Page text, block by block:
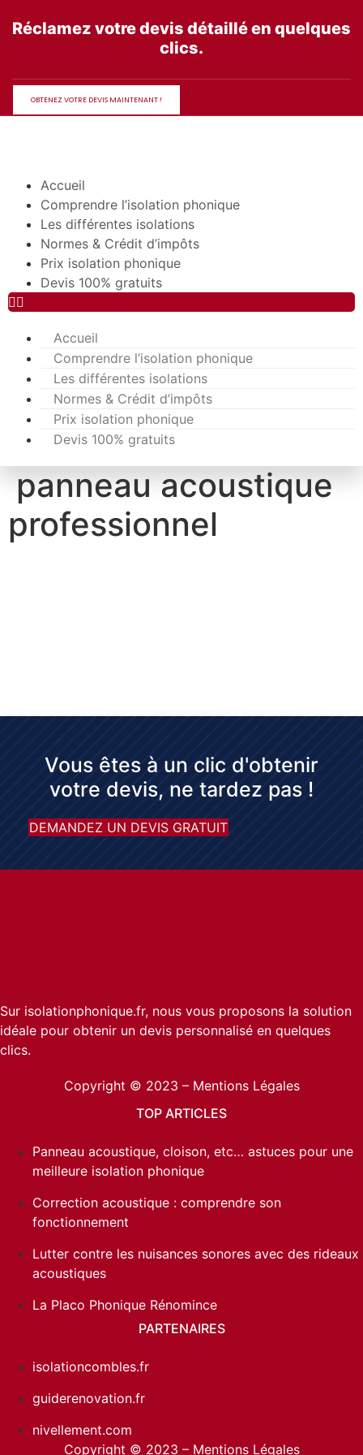
Réclamez votre devis détaillé en quelques
clics.
OBTENEZ VOTRE DEVIS MAINTENANT !
Accueil
Comprendre l’isolation phonique
Les différentes isolations
Normes & Crédit d’impôts
Prix isolation phonique
Devis 100% gratuits
Accueil
Comprendre l’isolation phonique
Les différentes isolations
Normes & Crédit d’impôts
Prix isolation phonique
Devis 100% gratuits
panneau acoustique
professionnel
Vous êtes à un clic d'obtenir
votre devis, ne tardez pas !
DEMANDEZ UN DEVIS GRATUIT
Sur isolationphonique.fr, nous vous proposons la solution
idéale pour obtenir un devis personnalisé en quelques
clics.
Copyright © 2023 – Mentions Légales
TOP ARTICLES
Panneau acoustique, cloison, etc… astuces pour une
meilleure isolation phonique
Correction acoustique : comprendre son
fonctionnement
Lutter contre les nuisances sonores avec des rideaux
acoustiques
La Placo Phonique Rénomince
PARTENAIRES
isolationcombles.fr
guiderenovation.fr
nivellement.com
Copyright © 2023 – Mentions Légales